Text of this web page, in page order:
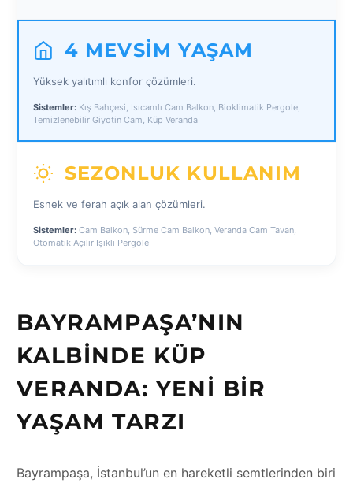
4 MEVSIM YAŞAM
Yüksek yalıtımlı konfor çözümleri.
Sistemler: Kış Bahçesi, Isıcamlı Cam Balkon, Bioklimatik Pergole,
Temizlenebilir Giyotin Cam, Küp Veranda
SEZONLUK KULLANIM
Esnek ve ferah açık alan çözümleri.
Sistemler: Cam Balkon, Sürme Cam Balkon, Veranda Cam Tavan,
Otomatik Açılır Işıklı Pergole
BAYRAMPAŞA’NIN
KALBINDE KÜP
VERANDA: YENI BIR
YAŞAM TARZI
Bayrampaşa, İstanbul’un en hareketli semtlerinden biri